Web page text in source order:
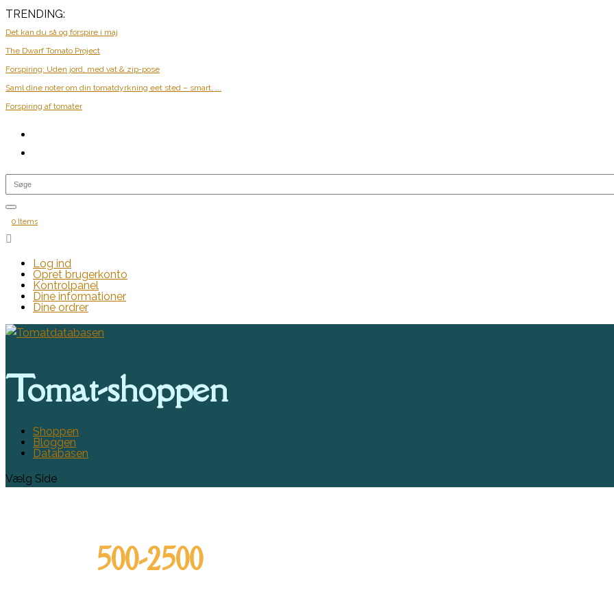
TRENDING:
Det kan du så og forspire i maj
The Dwarf Tomato Project
Forspiring: Uden jord, med vat & zip-pose
Saml dine noter om din tomatdyrkning eet sted – smart, ...
Forspiring af tomater
0 Items

Log ind
Opret brugerkonto
Kontrolpanel
Dine informationer
Dine ordrer
Tomat-shoppen
Shoppen
Bloggen
Databasen
Vælg Side
500-2500